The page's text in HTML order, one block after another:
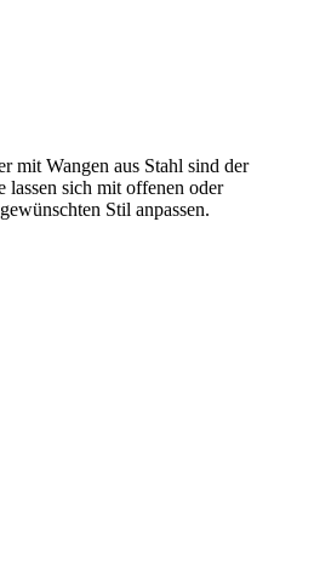
mit Wangen aus Stahl sind der
lassen sich mit offenen oder
Stil anpassen.